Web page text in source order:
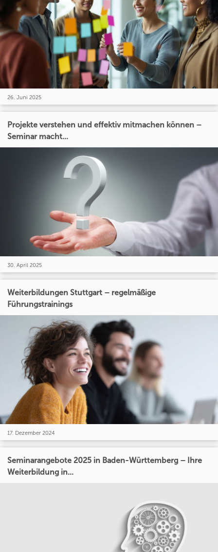
26. Juni 2025
Projekte verstehen und effektiv mitmachen können –
Seminar macht...
30. April 2025
Weiterbildungen Stuttgart – regelmäßige
Führungstrainings
17. Dezember 2024
Seminarangebote 2025 in Baden-Württemberg – Ihre
Weiterbildung in...